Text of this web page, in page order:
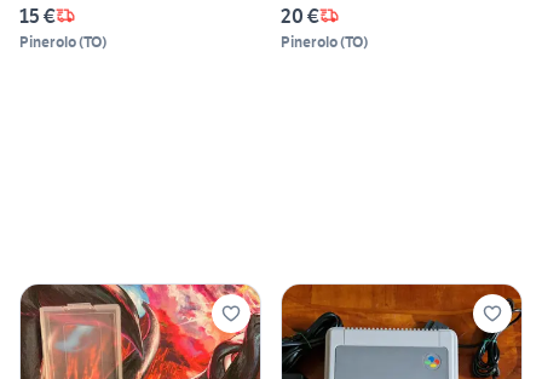
15 €
Pinerolo(TO)
20 €
Pinerolo(TO)